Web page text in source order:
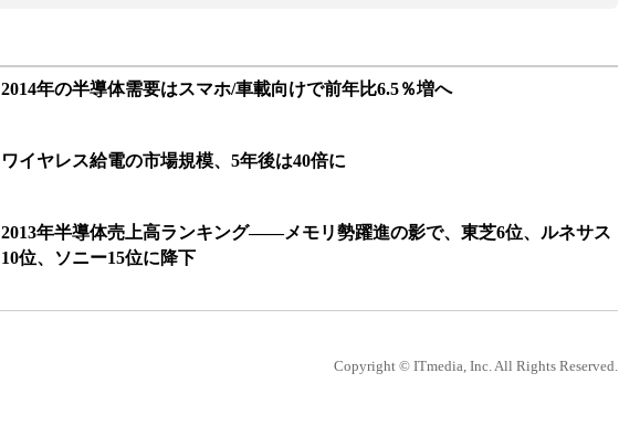
2014年の半導体需要はスマホ/車載向けで前年比6.5％増へ
ワイヤレス給電の市場規模、5年後は40倍に
2013年半導体売上高ランキング――メモリ勢躍進の影で、東芝6位、ルネサス
10位、ソニー15位に降下
Copyright © ITmedia, Inc. All Rights Reserved.